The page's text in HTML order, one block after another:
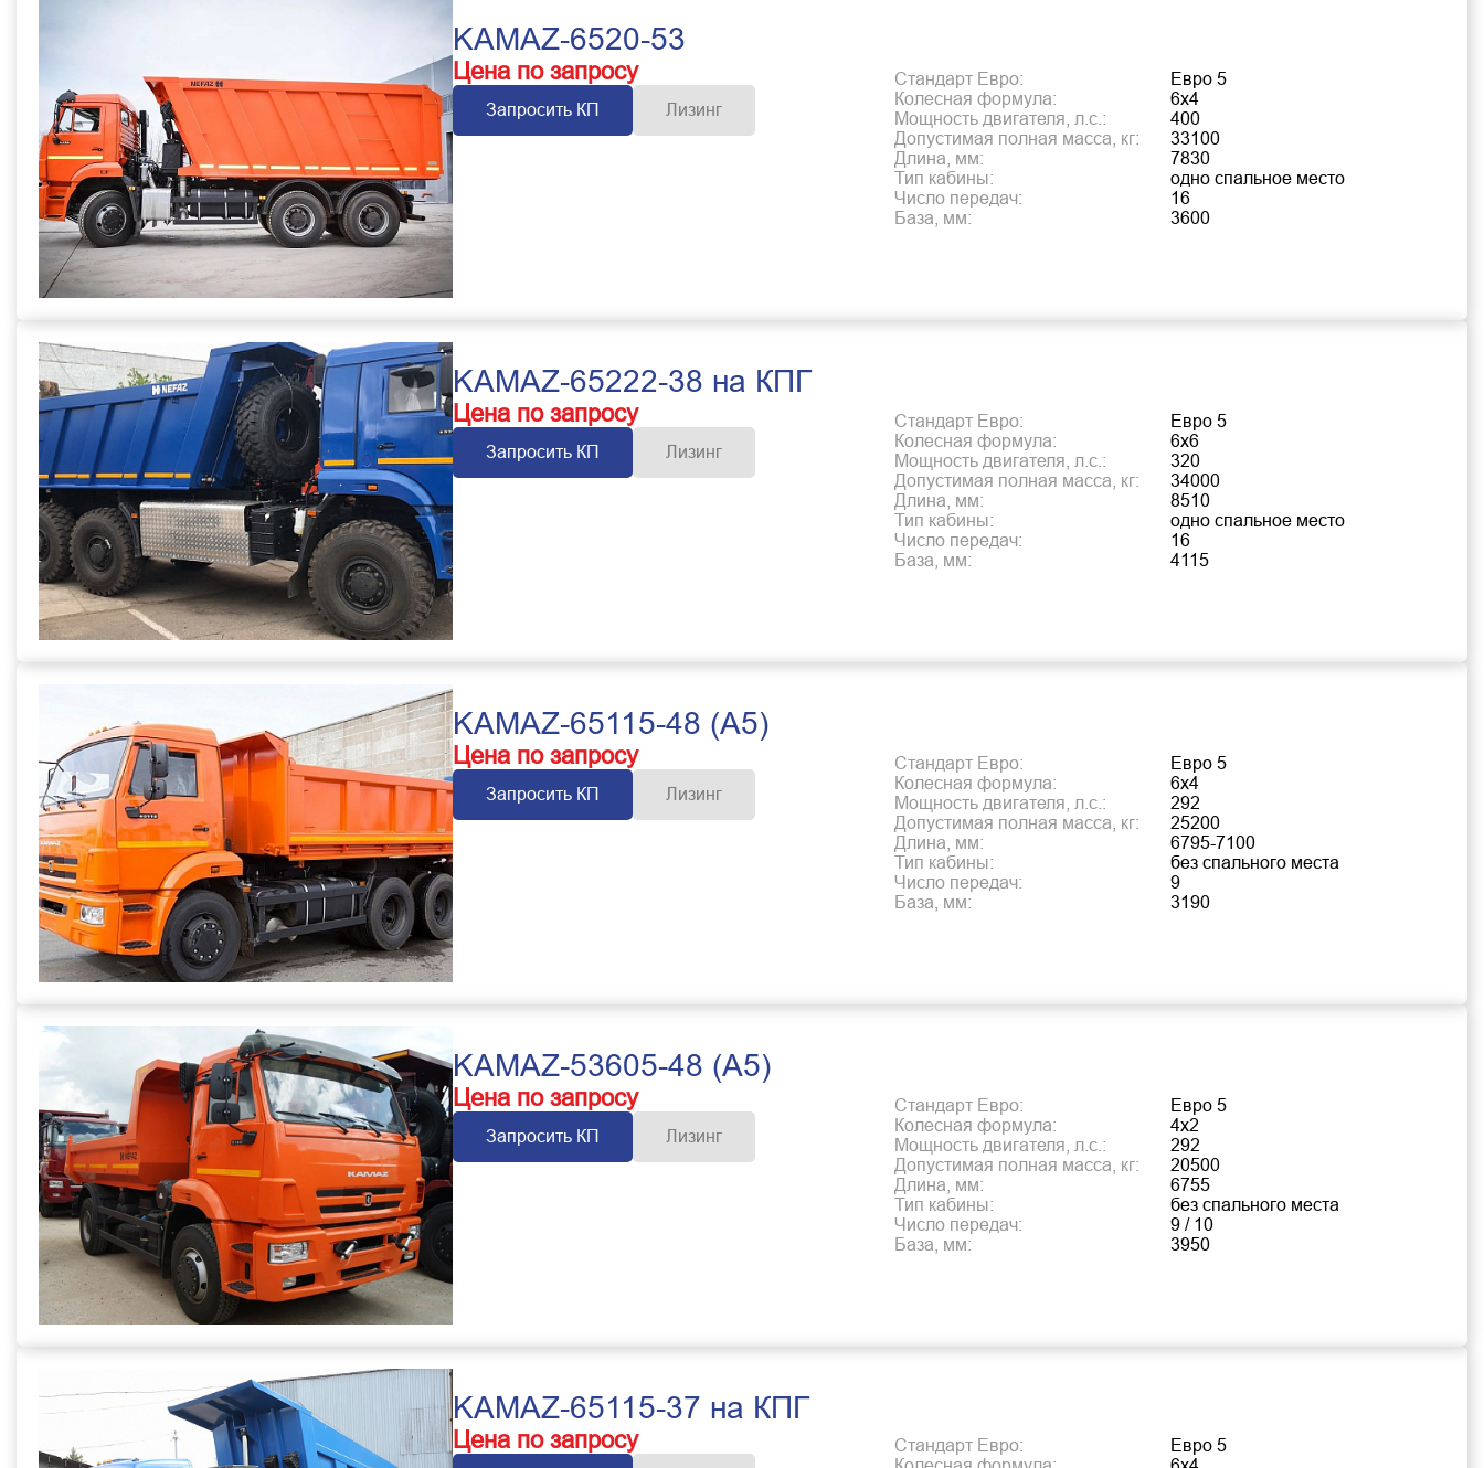
KAMAZ-6520-53
Цена по запросу
Запросить КП Лизинг
Стандарт Евро:
Евро 5
Колесная формула:
6х4
Мощность двигателя, л.с.:
400
Допустимая полная масса, кг:
33100
Длина, мм:
7830
Тип кабины:
одно спальное место
Число передач:
16
База, мм:
3600
KAMAZ-65222-38 на КПГ
Цена по запросу
Запросить КП Лизинг
Стандарт Евро:
Евро 5
Колесная формула:
6х6
Мощность двигателя, л.с.:
320
Допустимая полная масса, кг:
34000
Длина, мм:
8510
Тип кабины:
одно спальное место
Число передач:
16
База, мм:
4115
KAMAZ-65115-48 (А5)
Цена по запросу
Запросить КП Лизинг
Стандарт Евро:
Евро 5
Колесная формула:
6х4
Мощность двигателя, л.с.:
292
Допустимая полная масса, кг:
25200
Длина, мм:
6795-7100
Тип кабины:
без спального места
Число передач:
9
База, мм:
3190
KAMAZ-53605-48 (А5)
Цена по запросу
Запросить КП Лизинг
Стандарт Евро:
Евро 5
Колесная формула:
4х2
Мощность двигателя, л.с.:
292
Допустимая полная масса, кг:
20500
Длина, мм:
6755
Тип кабины:
без спального места
Число передач:
9 / 10
База, мм:
3950
KAMAZ-65115-37 на КПГ
Цена по запросу Стандарт Евро:
Евро 5